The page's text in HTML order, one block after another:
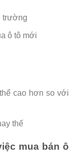
trường
ô tô mới
cao hơn so với
thế
mua bán ô